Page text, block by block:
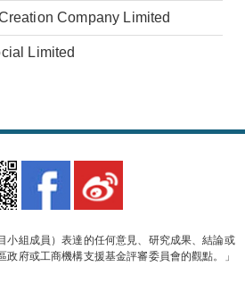
Company Limited
Limited
小組成員）表達的任何意見、研究成果、結論或
府或工商機構支援基金評審委員會的觀點。」